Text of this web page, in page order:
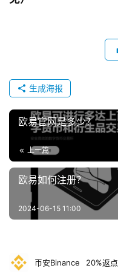
生成海报
欧易官网是多少？
上一篇
欧易如何注册？
2024-06-15 11:00
币安Binance 20%返点